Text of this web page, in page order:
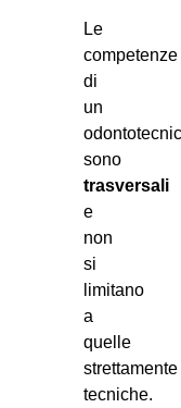
Le
competenze
di
un
sono
trasversali
e
non
si
limitano
a
quelle
strettamente
tecniche.